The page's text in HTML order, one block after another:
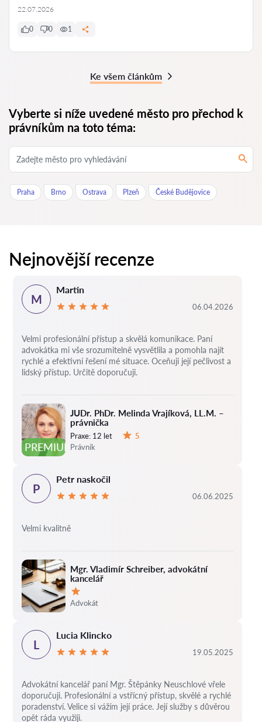
22.07.2026
0 0 1
Ke všem článkům
Vyberte si níže uvedené město pro přechod k
právníkům na toto téma:
Praha Brno Ostrava Plzeň České Budějovice
Nejnovější recenze
PREMIUM
JUDr. PhDr. Melinda Vrajíková, LL.M. –
právnička
Praxe: 12 let
5
Právník
M
Martin
06.04.2026
Velmi profesionální přístup a skvělá komunikace. Paní
advokátka mi vše srozumitelně vysvětlila a pomohla najít
rychlé a efektivní řešení mé situace. Oceňuji její pečlivost a
lidský přístup. Určitě doporučuji.
Mgr. Vladimír Schreiber, advokátní
kancelář
Hodnocení:
Advokát
P
Petr naskočil
06.06.2025
Velmi kvalitně
L
Lucia Klincko
19.05.2025
Advokátní kancelář paní Mgr. Štěpánky Neuschlové vřele
doporučuji. Profesionální a vstřícný přístup, skvělé a rychlé
poradenství. Velice si vážím její práce. Její služby s důvěrou
opět ráda využiji.